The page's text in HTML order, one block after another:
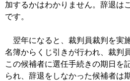
加するかはわかりません。辞退は
です。
翌年になると、裁判員裁判を実
名簿からくじ引きが行われ、裁判
この候補者に選任手続きの期日を
られ、辞退をしなかった候補者は